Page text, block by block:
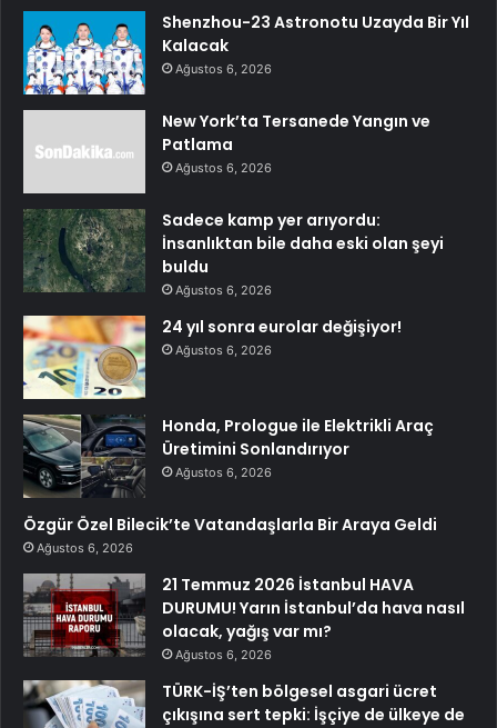
Shenzhou-23 Astronotu Uzayda Bir Yıl
Kalacak
Ağustos 6, 2026
New York’ta Tersanede Yangın ve
Patlama
Ağustos 6, 2026
Sadece kamp yer arıyordu:
İnsanlıktan bile daha eski olan şeyi
buldu
Ağustos 6, 2026
24 yıl sonra eurolar değişiyor!
Ağustos 6, 2026
Honda, Prologue ile Elektrikli Araç
Üretimini Sonlandırıyor
Ağustos 6, 2026
Özgür Özel Bilecik’te Vatandaşlarla Bir Araya Geldi
Ağustos 6, 2026
21 Temmuz 2026 İstanbul HAVA
DURUMU! Yarın İstanbul’da hava nasıl
olacak, yağış var mı?
Ağustos 6, 2026
TÜRK-İŞ’ten bölgesel asgari ücret
çıkışına sert tepki: İşçiye de ülkeye de